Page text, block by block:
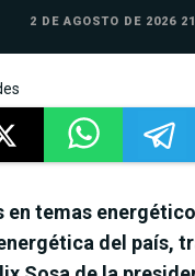
2 DE AGOSTO DE 2026
en temas
del país,